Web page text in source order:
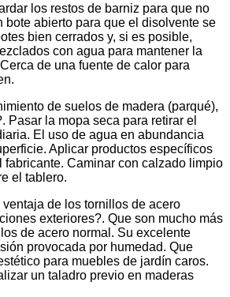
los restos de barniz para que no
bote abierto para que el disolvente se
bien cerrados y, si es posible,
con agua para mantener la
de una fuente de calor para
de suelos de madera (parqué),
Pasar la mopa seca para retirar el
El uso de agua en abundancia
Aplicar productos específicos
fabricante. Caminar con calzado limpio
el tablero.
de los tornillos de acero
exteriores?. Que son mucho más
de acero normal. Su excelente
provocada por humedad. Que
para muebles de jardín caros.
un taladro previo en maderas